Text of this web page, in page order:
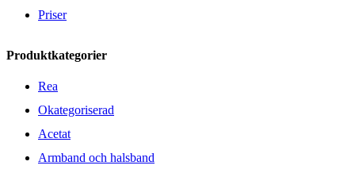
Priser
Produktkategorier
Rea
Okategoriserad
Acetat
Armband och halsband